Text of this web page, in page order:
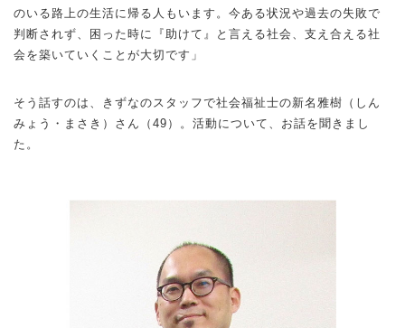
のいる路上の生活に帰る人もいます。今ある状況や過去の失敗で
判断されず、困った時に『助けて』と言える社会、支え合える社
会を築いていくことが大切です」
そう話すのは、きずなのスタッフで社会福祉士の新名雅樹（しん
みょう・まさき）さん（49）。活動について、お話を聞きまし
た。